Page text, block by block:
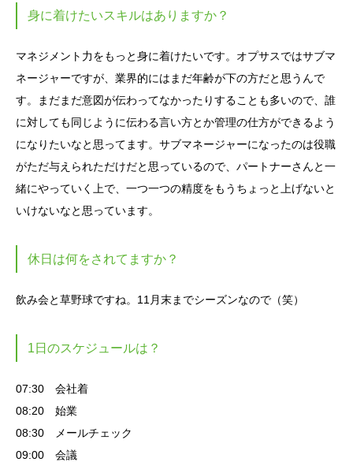
身に着けたいスキルはありますか？
マネジメント力をもっと身に着けたいです。オプサスではサブマ
ネージャーですが、業界的にはまだ年齢が下の方だと思うんで
す。まだまだ意図が伝わってなかったりすることも多いので、誰
に対しても同じように伝わる言い方とか管理の仕方ができるよう
になりたいなと思ってます。サブマネージャーになったのは役職
がただ与えられただけだと思っているので、パートナーさんと一
緒にやっていく上で、一つ一つの精度をもうちょっと上げないと
いけないなと思っています。
休日は何をされてますか？
飲み会と草野球ですね。11月末までシーズンなので（笑）
1日のスケジュールは？
07:30 会社着
08:20 始業
08:30 メールチェック
09:00 会議